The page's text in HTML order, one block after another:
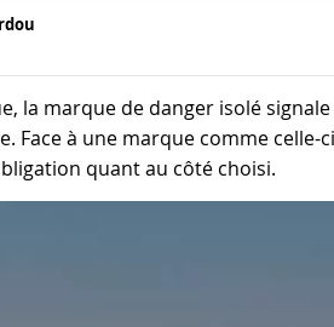
la marque de danger isolé
Face à une marque comme celle-
quant au côté choisi.